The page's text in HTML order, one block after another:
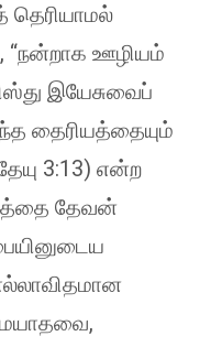
தெரியாமல்
“நன்றாக ஊழியம்
இயேசுவைப்
தைரியத்தையும்
3:13) என்ற
தேவன்